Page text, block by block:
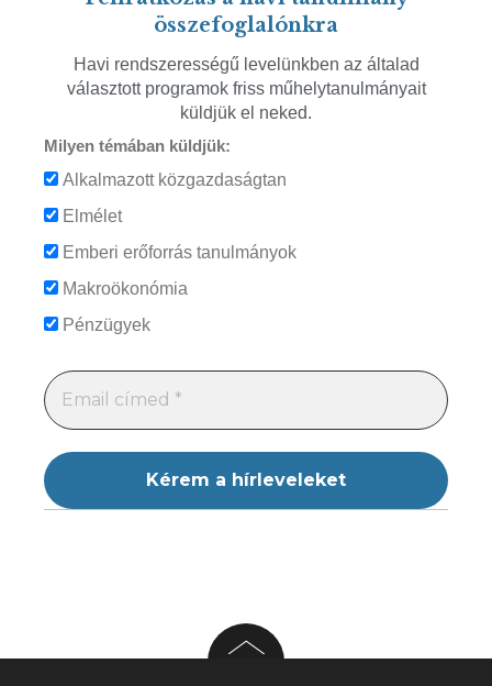
összefoglalónkra
Havi rendszerességű levelünkben az általad
választott programok friss műhelytanulmányait
küldjük el neked.
Milyen témában küldjük:
Alkalmazott közgazdaságtan
Elmélet
Emberi erőforrás tanulmányok
Makroökonómia
Pénzügyek